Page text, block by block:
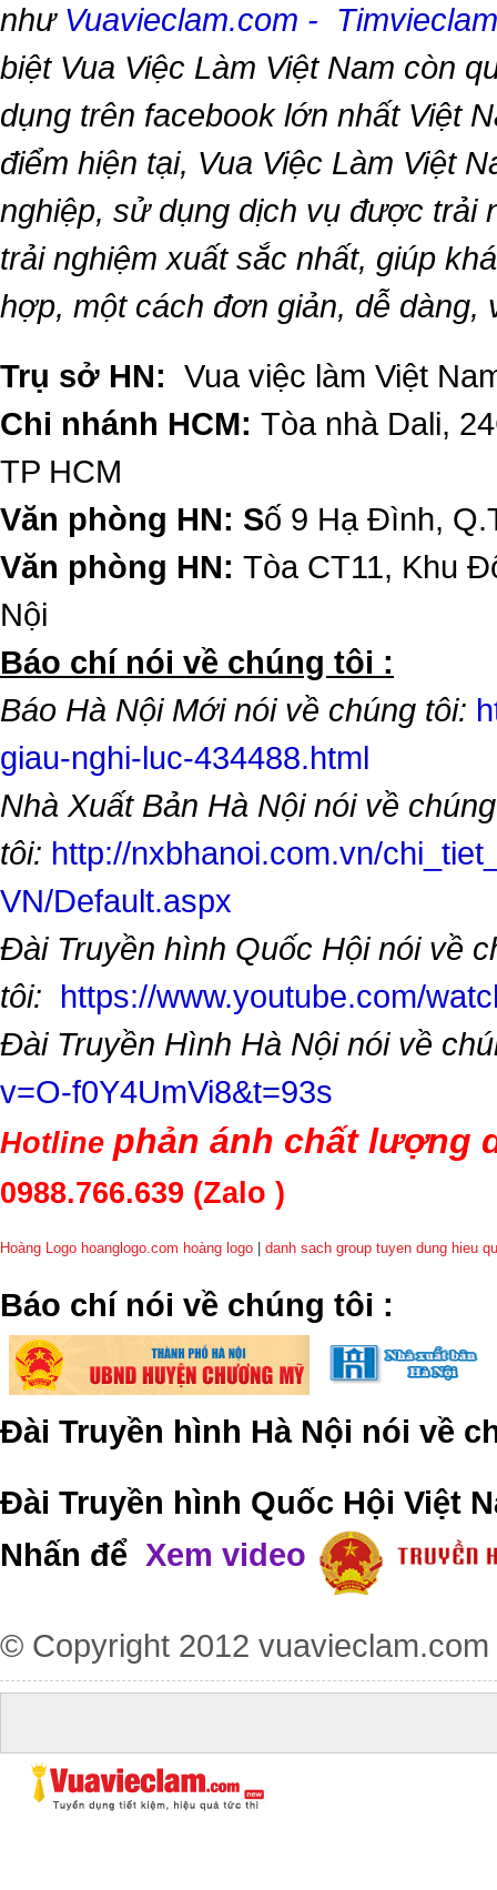
như Vuavieclam.com -
biệt Vua Việc Làm Việt Nam còn
dụng trên facebook lớn nhất Việt
điểm hiện tại, Vua Việc Làm Việt
nghiệp, sử dụng dịch vụ được trải
trải nghiệm xuất sắc nhất, giúp
hợp, một cách đơn giản, dễ dàng,
Trụ sở HN: Vua việc làm Việt
Chi nhánh HCM: Tòa nhà Dali,
TP HCM
Văn phòng HN: Số 9 Hạ Đình,
Văn phòng HN: Tòa CT11, Khu
Nội
​Báo chí nói về chúng tôi :
Báo Hà Nội Mới nói về chúng tôi:
giau-nghi-luc-434488.html
Nhà Xuất Bản Hà Nội nói về chúng
tôi: http://nxbhanoi.com.vn/
VN/Default.aspx
Đài Truyền hình Quốc Hội nói về
tôi: https://www.youtube.com/
Đài Truyền Hình Hà Nội nói về
v=O-f0Y4UmVi8&t=93s
Hotline phản ánh chất lượng
0988.766.639 (Zalo )
Hoàng Logo hoanglogo.com hoàng logo danh sach group tuyen dung hieu
​Báo chí nói về chúng tôi :
Đài Truyền hình Hà Nội nói về
Đài Truyền hình Quốc Hội Việt
Nhấn để Xem video
© Copyright 2012 vuavieclam.com